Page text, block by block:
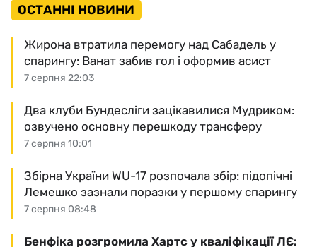
ОСТАННІ НОВИНИ
7 серпня 22:03
Жирона втратила перемогу над Сабадель у
спарингу: Ванат забив гол і оформив асист
7 серпня 10:01
Два клуби Бундесліги зацікавилися Мудриком:
озвучено основну перешкоду трансферу
7 серпня 08:48
Збірна України WU-17 розпочала збір: підопічні
Лемешко зазнали поразки у першому спарингу
Бенфіка розгромила Хартс у кваліфікації ЛЄ: